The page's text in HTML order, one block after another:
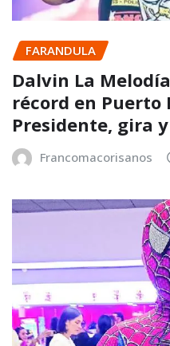
FARANDULA
Dalvin La
récord en Puerto
Presidente, gira
Francomacorisanos